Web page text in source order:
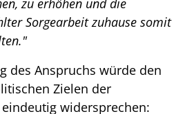
Sorgearbeit zuhause somit
des Anspruchs würde den
Zielen der
widersprechen: